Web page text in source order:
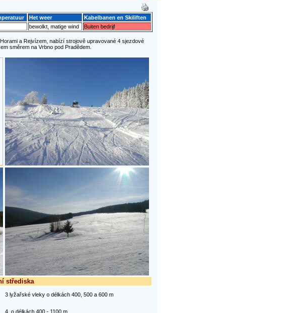
Het weer
Kabelbanen en Skiliften
bewolkt, matige wind Buiten bedrijf
a Rejvízem, nabízí strojově upravované 4 sjezdové
směrem na Vrbno pod Pradědem.
střediska
3 lyžařské vleky o délkách 400, 500 a 600 m
4, o délkách 400 - 1100 m